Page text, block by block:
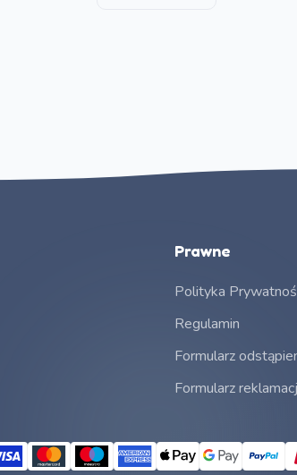
Prawne
Polityka
Regulamin
Formularz
Formularz